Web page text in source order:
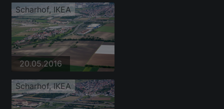
Scharhof, IKEA
20.05.2016
Scharhof, IKEA